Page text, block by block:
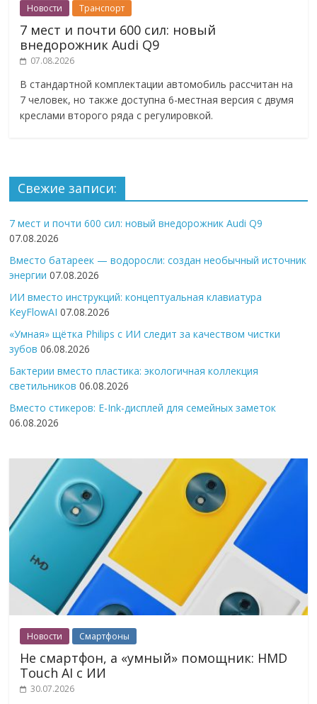
Новости Транспорт
7 мест и почти 600 сил: новый
внедорожник Audi Q9
07.08.2026
В стандартной комплектации автомобиль рассчитан на
7 человек, но также доступна 6-местная версия с двумя
креслами второго ряда с регулировкой.
Свежие записи:
7 мест и почти 600 сил: новый внедорожник Audi Q9
07.08.2026
Вместо батареек — водоросли: создан необычный источник
энергии 07.08.2026
ИИ вместо инструкций: концептуальная клавиатура
KeyFlowAI 07.08.2026
«Умная» щётка Philips с ИИ следит за качеством чистки
зубов 06.08.2026
Бактерии вместо пластика: экологичная коллекция
светильников 06.08.2026
Вместо стикеров: E-Ink-дисплей для семейных заметок
06.08.2026
Новости Смартфоны
Не смартфон, а «умный» помощник: HMD
Touch AI с ИИ
30.07.2026